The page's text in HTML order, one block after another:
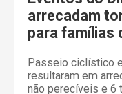
arrecadam
para famílias
Passeio ciclístico
resultaram em
não perecíveis e 6